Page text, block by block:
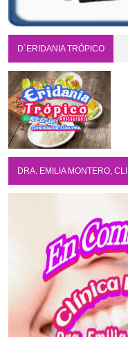
D´ERIDANIA TRÓPICO
DRA. EMILIA MONTERO,